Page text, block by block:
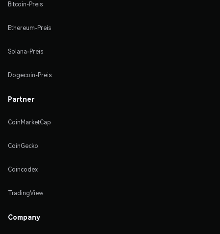
Bitcoin-Preis
Ethereum-Preis
Solana-Preis
Dogecoin-Preis
Partner
CoinMarketCap
CoinGecko
Coincodex
TradingView
Company